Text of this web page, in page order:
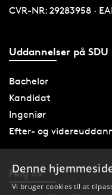
CVR-NR: 29283958 ·
Uddannelser på SDU
Bachelor
Kandidat
Ingeniør
Efter- og
Følg os
Denne
Vi bruger cookies til at